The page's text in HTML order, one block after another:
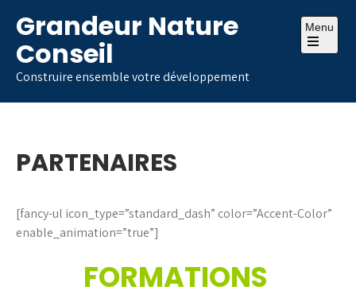
content
Grandeur Nature
Conseil
Construire ensemble votre développement
Menu
Open
PARTENAIRES
[fancy-ul icon_type=”standard_dash” color=”Accent-Color”
enable_animation=”true”]
FORMATIONS